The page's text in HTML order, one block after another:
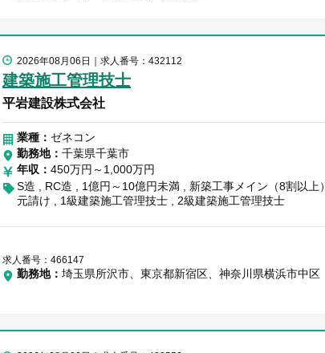
2026年08月06日 求人番号：432112
建築施工管理技士
平岩建設株式会社
業種： ゼネコン
勤務地
千葉県千葉市
年収
450万円～1,000万円
S造
RC造 1億円～10億円未満
新築工事メイン（8割以上）
元請け
1級建築施工管理技士 2級建築施工管理技士
求人番号：466147
勤務地 埼玉県所沢市、東京都新宿区、神奈川県横浜市中区